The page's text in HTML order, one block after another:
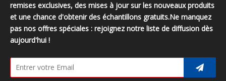
remises exclusives, des mises à jour sur les nouveaux produits
et une chance d'obtenir des échantillons gratuits.Ne manquez
pas nos offres spéciales : rejoignez notre liste de diffusion dès
aujourd'hui !